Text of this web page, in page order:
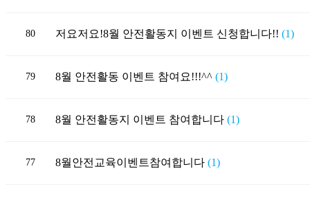
80 저요저요!8월 안전활동지 이벤트 신청합니다!! (1)
79 8월 안전활동 이벤트 참여요!!!^^ (1)
78 8월 안전활동지 이벤트 참여합니다 (1)
77 8월안전교육이벤트참여합니다 (1)